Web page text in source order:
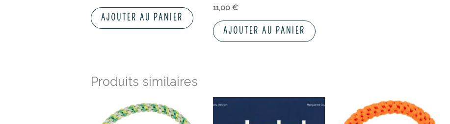
AJOUTER AU PANIER
11,00 €
AJOUTER AU PANIER
Produits similaires